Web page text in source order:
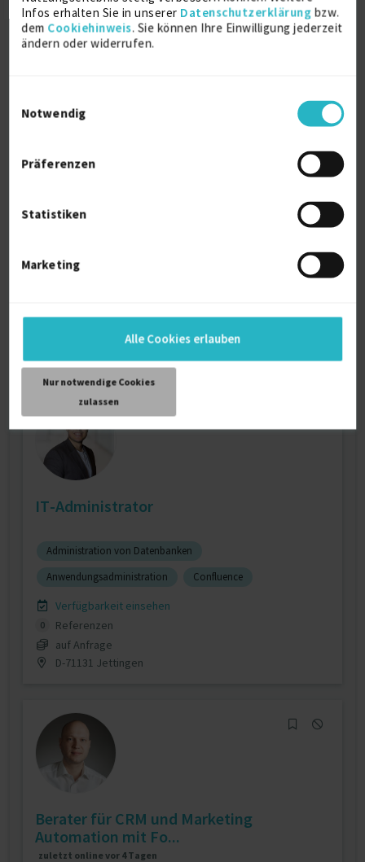
Infos erhalten Sie in unserer Datenschutzerklärung bzw.
dem Cookiehinweis. Sie können Ihre Einwilligung jederzeit
ändern oder widerrufen.
Notwendig
Präferenzen
Statistiken
Marketing
Alle Cookies erlauben
Nur notwendige Cookies
zulassen
auf Anfrage
D-80798 München
1st Level Support / UHD
IT-Administrator
Administration von Datenbanken
Anwendungsadministration
Confluence
Verfügbarkeit einsehen
0
Referenzen
auf Anfrage
D-71131 Jettingen
Berater für CRM und Marketing
Automation mit Fo...
zuletzt online vor 4 Tagen